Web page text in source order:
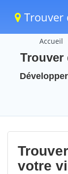
Trouver
Accueil
Trouver
votre